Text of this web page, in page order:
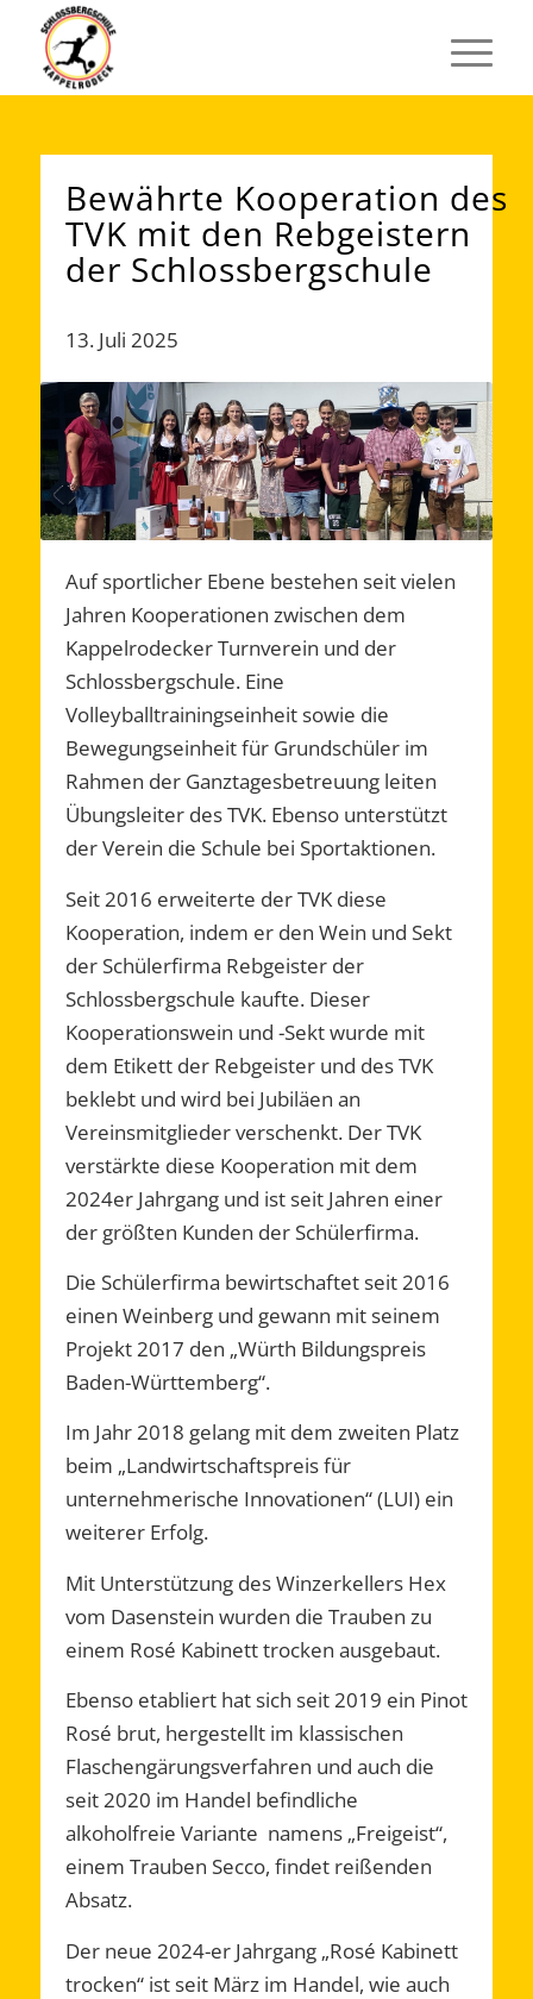
Bewährte Kooperation des
TVK mit den Rebgeistern
der Schlossbergschule
13. Juli 2025
Auf sportlicher Ebene bestehen seit vielen
Jahren Kooperationen zwischen dem
Kappelrodecker Turnverein und der
Schlossbergschule. Eine
Volleyballtrainingseinheit sowie die
Bewegungseinheit für Grundschüler im
Rahmen der Ganztagesbetreuung leiten
Übungsleiter des TVK. Ebenso unterstützt
der Verein die Schule bei Sportaktionen.
Seit 2016 erweiterte der TVK diese
Kooperation, indem er den Wein und Sekt
der Schülerfirma Rebgeister der
Schlossbergschule kaufte. Dieser
Kooperationswein und -Sekt wurde mit
dem Etikett der Rebgeister und des TVK
beklebt und wird bei Jubiläen an
Vereinsmitglieder verschenkt. Der TVK
verstärkte diese Kooperation mit dem
2024er Jahrgang und ist seit Jahren einer
der größten Kunden der Schülerfirma.
Die Schülerfirma bewirtschaftet seit 2016
einen Weinberg und gewann mit seinem
Projekt 2017 den „Würth Bildungspreis
Baden-Württemberg“.
Im Jahr 2018 gelang mit dem zweiten Platz
beim „Landwirtschaftspreis für
unternehmerische Innovationen“ (LUI) ein
weiterer Erfolg.
Mit Unterstützung des Winzerkellers Hex
vom Dasenstein wurden die Trauben zu
einem Rosé Kabinett trocken ausgebaut.
Ebenso etabliert hat sich seit 2019 ein Pinot
Rosé brut, hergestellt im klassischen
Flaschengärungsverfahren und auch die
seit 2020 im Handel befindliche
alkoholfreie Variante namens „Freigeist“,
einem Trauben Secco, findet reißenden
Absatz.
Der neue 2024-er Jahrgang „Rosé Kabinett
trocken“ ist seit März im Handel, wie auch